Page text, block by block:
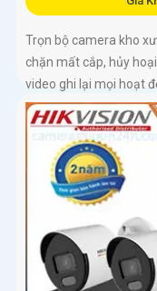
Trọn bộ camera kho
chặn mất cắp, hủy
video ghi lại mọi hoạt
cố an ninh một cách